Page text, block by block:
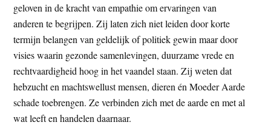
geloven in de kracht van empathie om ervaringen van
anderen te begrijpen. Zij laten zich niet leiden door korte
termijn belangen van geldelijk of politiek gewin maar door
visies waarin gezonde samenlevingen, duurzame vrede en
rechtvaardigheid hoog in het vaandel staan. Zij weten dat
hebzucht en machtswellust mensen, dieren én Moeder Aarde
schade toebrengen. Ze verbinden zich met de aarde en met al
wat leeft en handelen daarnaar.